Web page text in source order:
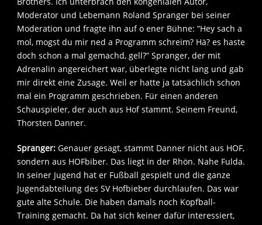
Moderator und Lebemann Roland Spranger bei seiner
Moderation und fragte ihn auf o ener Bühne: “Hey sach a
mol, mogst du mir ned a Programm schreim? Hä? es haste
doch schon a mal gemachd, gell?” Spranger, der mit
Adrenalin angereichert war, überlegte nicht lang und gab
mir direkt eine Zusage. Weil er hatte ja tatsächlich schon
mal ein Programm geschrieben. Für einen anderen
Schauspieler, der auch aus Hof stammt. Seinem Freund,
Thorsten Danner.
Spranger: Genauer gesagt, stammt Danner nicht aus HOF,
sondern aus HOFbiber. Das liegt in der Rhön. Nahe Fulda.
In seiner Jugend hat er Fußball gespielt und die ganze
Jugendabteilung des SV Hofbieber durchlaufen. Das war
gute alte Schule. Die haben damals noch Kopfball-
Training gemacht. Da hat sich keiner dafür interessiert,